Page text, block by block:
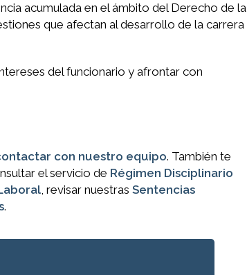
acumulada en el ámbito del Derecho de la
que afectan al desarrollo de la carrera
del funcionario y afrontar con
con nuestro equipo. También te
el servicio de Régimen Disciplinario
, revisar nuestras Sentencias
.